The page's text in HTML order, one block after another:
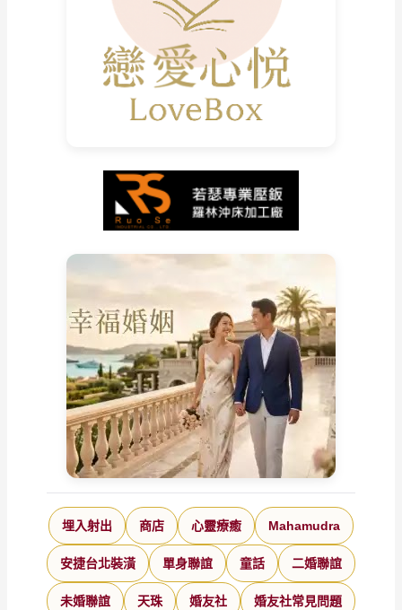
埋入射出 商店 心靈療癒 Mahamudra
安捷台北裝潢 單身聯誼 童話 二婚聯誼
未婚聯誼 天珠 婚友社 婚友社常見問題